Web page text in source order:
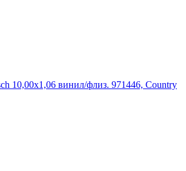
10,00x1,06 винил/флиз. 971446, Country